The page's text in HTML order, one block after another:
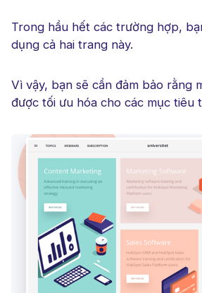
Trong hầu hết các trường hợp,
dụng cả hai trang này.
Vì vậy, bạn sẽ cần đảm bảo rằng
được tối ưu hóa cho các mục tiêu